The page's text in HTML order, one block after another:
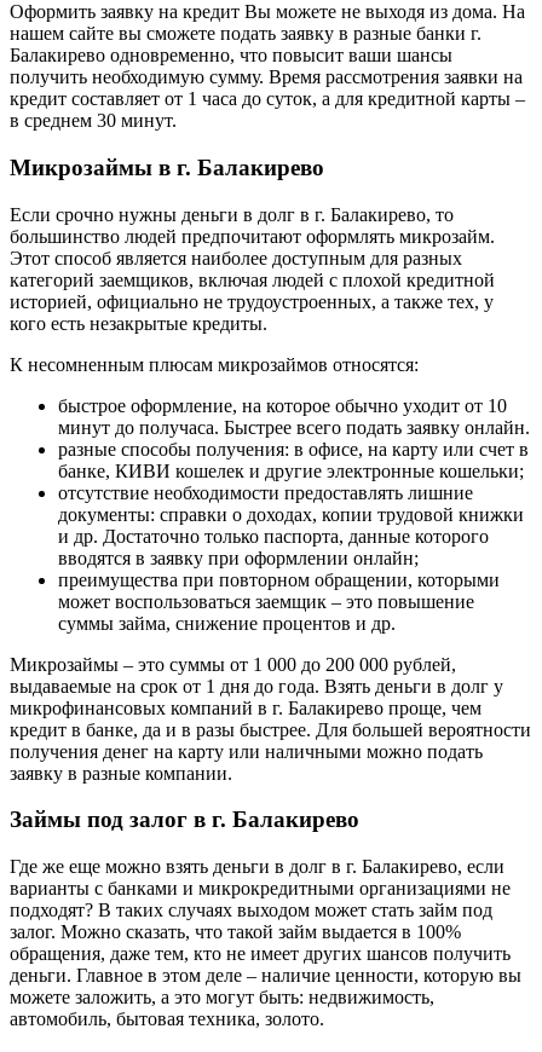
Оформить заявку на кредит Вы можете не выходя из дома. На
нашем сайте вы сможете подать заявку в разные банки г.
Балакирево одновременно, что повысит ваши шансы
получить необходимую сумму. Время рассмотрения заявки на
кредит составляет от 1 часа до суток, а для кредитной карты –
в среднем 30 минут.
Микрозаймы в г. Балакирево
Если срочно нужны деньги в долг в г. Балакирево, то
большинство людей предпочитают оформлять микрозайм.
Этот способ является наиболее доступным для разных
категорий заемщиков, включая людей с плохой кредитной
историей, официально не трудоустроенных, а также тех, у
кого есть незакрытые кредиты.
К несомненным плюсам микрозаймов относятся:
быстрое оформление, на которое обычно уходит от 10
минут до получаса. Быстрее всего подать заявку онлайн.
разные способы получения: в офисе, на карту или счет в
банке, КИВИ кошелек и другие электронные кошельки;
отсутствие необходимости предоставлять лишние
документы: справки о доходах, копии трудовой книжки
и др. Достаточно только паспорта, данные которого
вводятся в заявку при оформлении онлайн;
преимущества при повторном обращении, которыми
может воспользоваться заемщик – это повышение
суммы займа, снижение процентов и др.
Микрозаймы – это суммы от 1 000 до 200 000 рублей,
выдаваемые на срок от 1 дня до года. Взять деньги в долг у
микрофинансовых компаний в г. Балакирево проще, чем
кредит в банке, да и в разы быстрее. Для большей вероятности
получения денег на карту или наличными можно подать
заявку в разные компании.
Займы под залог в г. Балакирево
Где же еще можно взять деньги в долг в г. Балакирево, если
варианты с банками и микрокредитными организациями не
подходят? В таких случаях выходом может стать займ под
залог. Можно сказать, что такой займ выдается в 100%
обращения, даже тем, кто не имеет других шансов получить
деньги. Главное в этом деле – наличие ценности, которую вы
можете заложить, а это могут быть: недвижимость,
автомобиль, бытовая техника, золото.